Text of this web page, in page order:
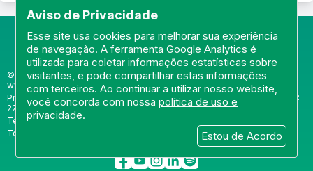
Aviso de Privacidade
Esse site usa cookies para melhorar sua experiência
de navegação. A ferramenta Google Analytics é
utilizada para coletar informações estatísticas sobre
visitantes, e pode compartilhar estas informações
com terceiros. Ao continuar a utilizar nosso website,
você concorda com nossapolítica de uso e
privacidade.
Estou de Acordo
© Portal do Conselho Regional de Medicina do Rio de Janeiro -
www.cremerj.org.br
Praia de Botafogo (228), loja 119b - Botafogo - Rio de Janeiro/RJ - CEP:
22250-145
Tel: (21) 3184-7050 /
Todos os direitos reservados 2013-2026